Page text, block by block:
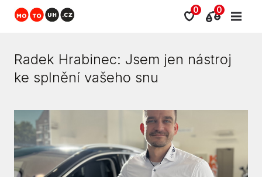
0 0
Radek Hrabinec: Jsem jen nástroj
ke splnění vašeho snu